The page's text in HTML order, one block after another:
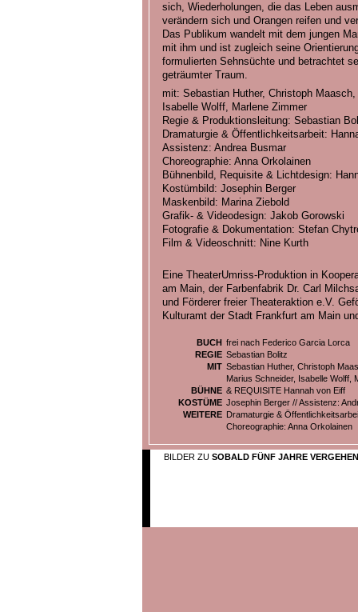
sich, Wiederholungen, die das Leben
verändern sich und Orangen reifen und
Das Publikum wandelt mit dem jungen
mit ihm und ist zugleich seine
formulierten Sehnsüchte und betrachtet
geträumter Traum.
mit: Sebastian Huther, Christoph
Isabelle Wolff, Marlene Zimmer
Regie & Produktionsleitung: Sebastian
Dramaturgie & Öffentlichkeitsarbeit:
Assistenz: Andrea Busmar
Choreographie: Anna Orkolainen
Bühnenbild, Requisite & Lichtdesign:
Kostümbild: Josephin Berger
Maskenbild: Marina Ziebold
Grafik- & Videodesign: Jakob Gorowski
Fotografie & Dokumentation: Stefan
Film & Videoschnitt: Nine Kurth
Eine TheaterUmriss-Produktion in
am Main, der Farbenfabrik Dr. Carl
und Förderer freier Theateraktion e.V.
Kulturamt der Stadt Frankfurt am Main
BUCH frei nach Federico Garcia Lorca
REGIE Sebastian Bolitz
MIT Sebastian Huther, Christoph
Marius Schneider, Isabelle Wolff,
BÜHNE & REQUISITE Hannah von Eiff
KOSTÜME Josephin Berger // Assistenz:
WEITERE Dramaturgie &
Choreographie: Anna Orkolainen
BILDER ZU SOBALD FÜNF JAHRE VERGEHEN